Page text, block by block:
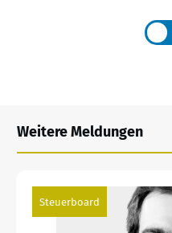
Weitere Meldungen
Steuerboard